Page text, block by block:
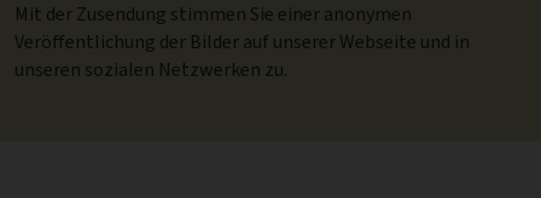
Mit der Zusendung stimmen Sie einer anonymen
Veröffentlichung der Bilder auf unserer Webseite und in
unseren sozialen Netzwerken zu.